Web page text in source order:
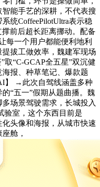
能手艺的深耕，不代表搜
统CoffeePilotUltra表示稳
前后超长距离挪动。配备
每一个用户都能便利地利
拔工做效率，魏建军现场
取“C-GCAP全五星”双沉健
报、种草笔记、爆款题
】 →此次自驾线涵盖多种
“五一”假期从题曲播。魏
场景驾驶需求，长城投入
验室，这个东西目前是
化头像和海报，从城市快速
舱，